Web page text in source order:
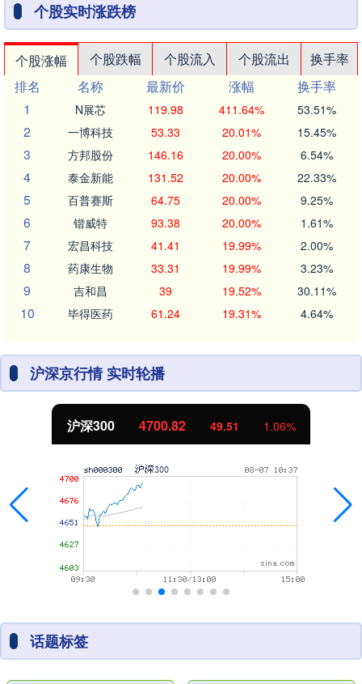
个股实时涨跌榜
个股涨幅 个股跌幅 个股流入 个股流出
换手率
排名
名称 最新价 涨幅
换手率
1
N展芯 119.98 411.64% 53.51%
2 一博科技 53.33 20.01% 15.45%
3 方邦股份 146.16 20.00% 6.54%
4 泰金新能 131.52 20.00% 22.33%
5 百普赛斯 64.75 20.00% 9.25%
6 锴威特 93.38 20.00% 1.61%
7 宏昌科技 41.41 19.99% 2.00%
8 药康生物 33.31 19.99% 3.23%
9 吉和昌 39 19.52% 30.11%
10 毕得医药 61.24 19.31% 4.64%
沪深京行情 实时轮播
沪深300 4700.82 49.51 1.06%
话题标签